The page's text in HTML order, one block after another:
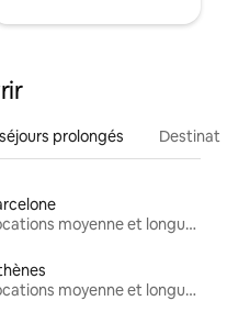
prolongés
Locations moyenne et longue durée
Locations moyenne et longue durée